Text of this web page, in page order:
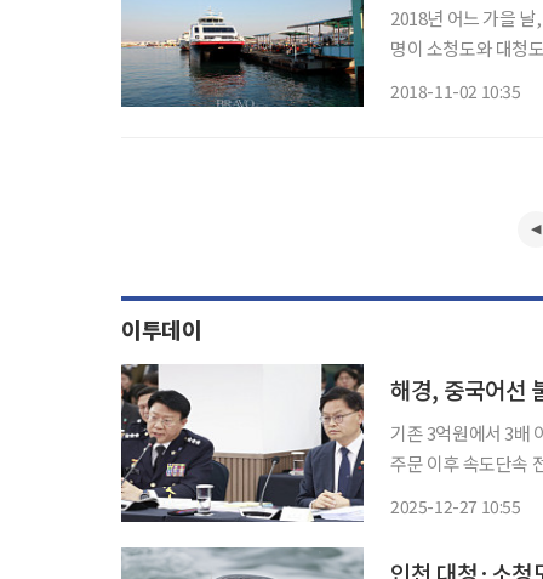
2018년 어느 가을
명이 소청도와 대청
2018-11-02 10:35
이투데이
해경, 중국어선
기존 3억원에서 3배
주문 이후 속도단속
2025-12-27 10:55